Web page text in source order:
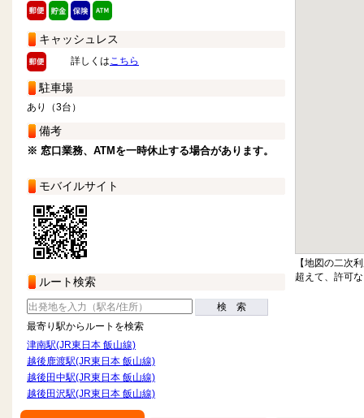
キャッシュレス
詳しくはこちら
駐車場
あり（3台）
備考
※ 窓口業務、ATMを一時休止する場合があります。
モバイルサイト
ルート検索
検 索
最寄り駅からルートを検索
津南駅(JR東日本 飯山線)
越後鹿渡駅(JR東日本 飯山線)
越後田中駅(JR東日本 飯山線)
越後田沢駅(JR東日本 飯山線)
【地図の二次
超えて、許可